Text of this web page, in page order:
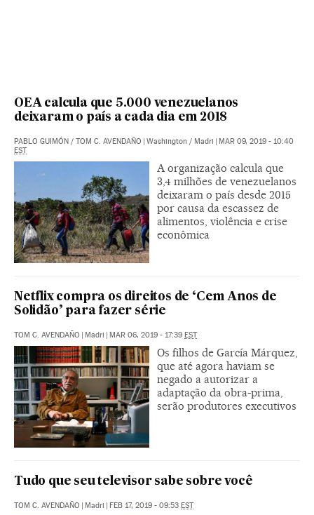
OEA calcula que 5.000 venezuelanos
deixaram o país a cada dia em 2018
PABLO GUIMÓN / TOM C. AVENDAÑO | Washington / Madri | MAR 09, 2019 - 10:40
EST
A organização calcula que
3,4 milhões de venezuelanos
deixaram o país desde 2015
por causa da escassez de
alimentos, violência e crise
econômica
Netflix compra os direitos de ‘Cem Anos de
Solidão’ para fazer série
TOM C. AVENDAÑO | Madri | MAR 06, 2019 - 17:39 EST
Os filhos de García Márquez,
que até agora haviam se
negado a autorizar a
adaptação da obra-prima,
serão produtores executivos
Tudo que seu televisor sabe sobre você
TOM C. AVENDAÑO | Madri | FEB 17, 2019 - 09:53 EST